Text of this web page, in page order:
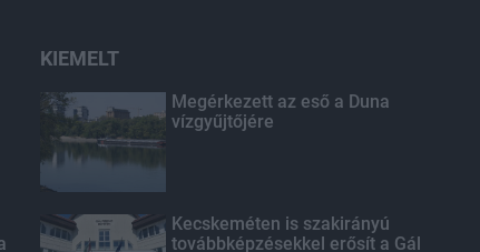
KIEMELT
Megérkezett az eső a Duna
vízgyűjtőjére
Kecskeméten is szakirányú
továbbképzésekkel erősít a Gál